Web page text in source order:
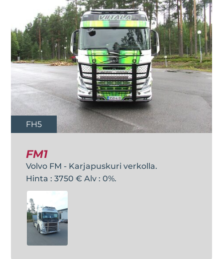
FH5
FM1
Volvo FM - Karjapuskuri verkolla.
Hinta : 3750 € Alv : 0%.